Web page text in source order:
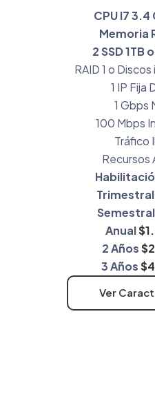
CPU I7 3.4
Memoria
2 SSD 1TB
RAID 1 o
1 IP Fija
1 Gbps
100 Mbps
Tráfico
Recursos
Trimestral
Semestral
Anual
2 Años
3 Años
Ver